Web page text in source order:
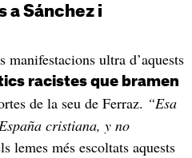
a Sánchez i
manifestacions ultra d’aquests
racistes que bramen
de la seu de Ferraz. “Esa
cristiana, y no
lemes més escoltats aquests